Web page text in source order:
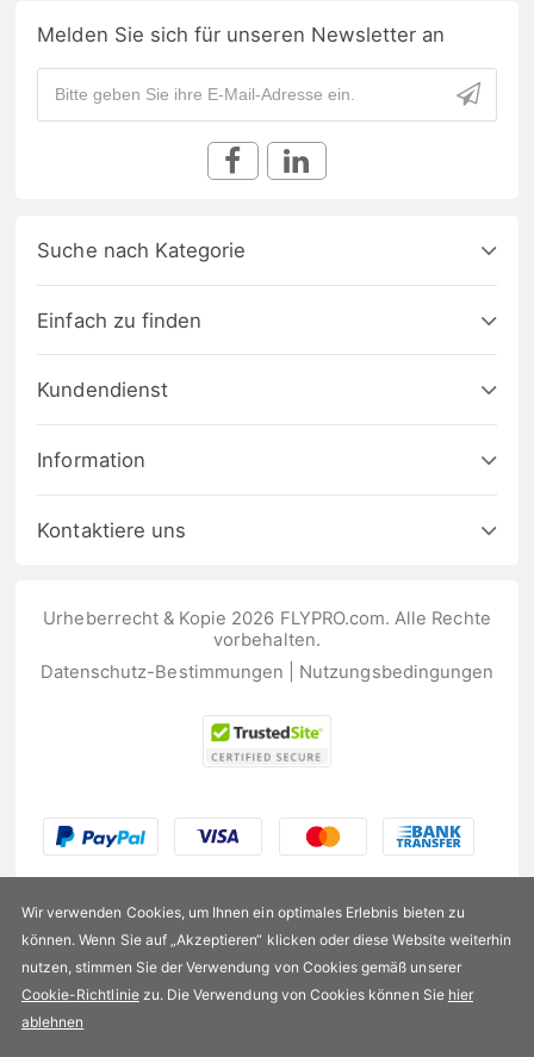
US$166,99
Melden Sie sich für unseren Newsletter an
Suche nach Kategorie
Einfach zu finden
Kundendienst
Information
Kontaktiere uns
Urheberrecht & Kopie 2026 FLYPRO.com. Alle Rechte
vorbehalten.
Datenschutz-Bestimmungen
Nutzungsbedingungen
Wir verwenden Cookies, um Ihnen ein optimales Erlebnis bieten zu
können. Wenn Sie auf „Akzeptieren“ klicken oder diese Website weiterhin
nutzen, stimmen Sie der Verwendung von Cookies gemäß unserer
Cookie-Richtliniezu. Die Verwendung von Cookies können Sie hier
ablehnen